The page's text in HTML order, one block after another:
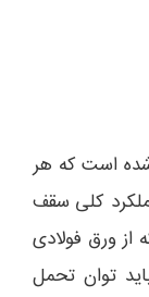
است که هر
کلی سقف
ورق فولادی
توان تحمل